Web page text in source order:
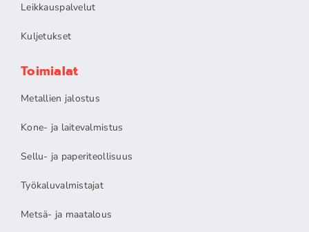
Leikkauspalvelut
Kuljetukset
Toimialat
Metallien jalostus
Kone- ja laitevalmistus
Sellu- ja paperiteollisuus
Työkaluvalmistajat
Metsä- ja maatalous